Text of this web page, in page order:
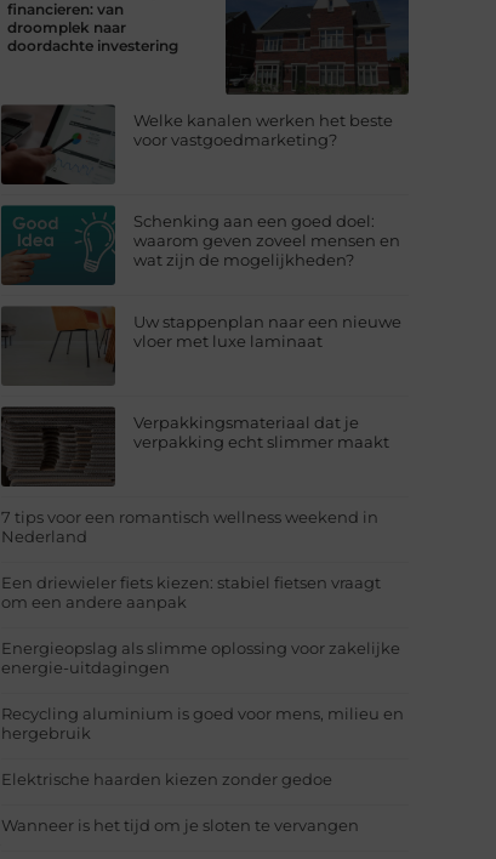
financieren: van
droomplek naar
doordachte investering
Welke kanalen werken het beste
voor vastgoedmarketing?
Schenking aan een goed doel:
waarom geven zoveel mensen en
wat zijn de mogelijkheden?
Uw stappenplan naar een nieuwe
vloer met luxe laminaat
Verpakkingsmateriaal dat je
verpakking echt slimmer maakt
7 tips voor een romantisch wellness weekend in
Nederland
Een driewieler fiets kiezen: stabiel fietsen vraagt
om een andere aanpak
Energieopslag als slimme oplossing voor zakelijke
energie-uitdagingen
Recycling aluminium is goed voor mens, milieu en
hergebruik
Elektrische haarden kiezen zonder gedoe
Wanneer is het tijd om je sloten te vervangen